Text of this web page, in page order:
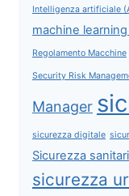
Intelligenza artificiale
machine
Regolamento Macchine
Security Risk
Manager
sicurezza digitale
Sicurezza
sicurezza